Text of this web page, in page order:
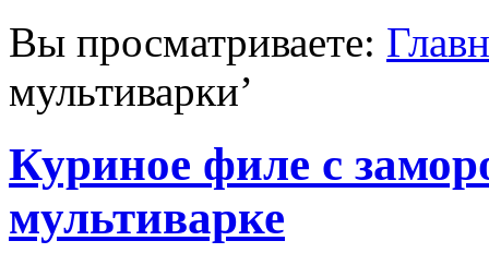
Вы просматриваете:
мультиварки’
Куриное филе с
мультиварке